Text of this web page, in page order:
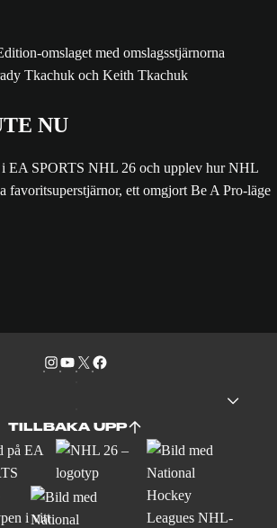
NU
i EA SPORTS NHL 26 och upplev hur NHL
favoritsuperstjärnor, ett omgjort Be A Pro-läge
TILLBAKA UPP